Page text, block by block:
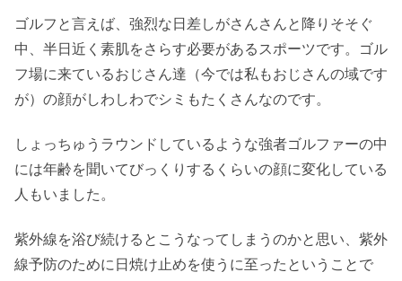
ゴルフと言えば、強烈な日差しがさんさんと降りそそぐ
中、半日近く素肌をさらす必要があるスポーツです。ゴル
フ場に来ているおじさん達（今では私もおじさんの域です
が）の顔がしわしわでシミもたくさんなのです。
しょっちゅうラウンドしているような強者ゴルファーの中
には年齢を聞いてびっくりするくらいの顔に変化している
人もいました。
紫外線を浴び続けるとこうなってしまうのかと思い、紫外
線予防のために日焼け止めを使うに至ったということで